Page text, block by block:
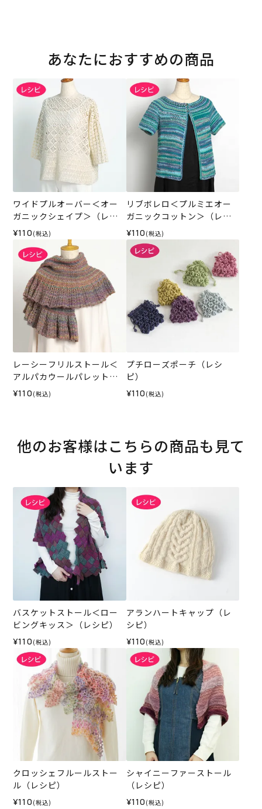
あなたにおすすめの商品
ワイドプルオーバー＜オー
ガニックシェイプ＞（レシ
ピ）
¥110 (税込)
リブボレロ＜プルミエオー
ガニックコットン＞（レシ
ピ）
¥110 (税込)
レーシーフリルストール＜
アルパカウールパレット＞
（レシピ）
¥110 (税込)
プチローズポーチ（レシ
ピ）
¥110 (税込)
他のお客様はこちらの商品も見て
います
バスケットストール＜ロー
ビングキッス＞（レシピ）
¥110 (税込)
アランハートキャップ（レ
シピ）
¥110 (税込)
クロッシェフルールストー
ル（レシピ）
¥110 (税込)
シャイニーファーストール
（レシピ）
¥110 (税込)